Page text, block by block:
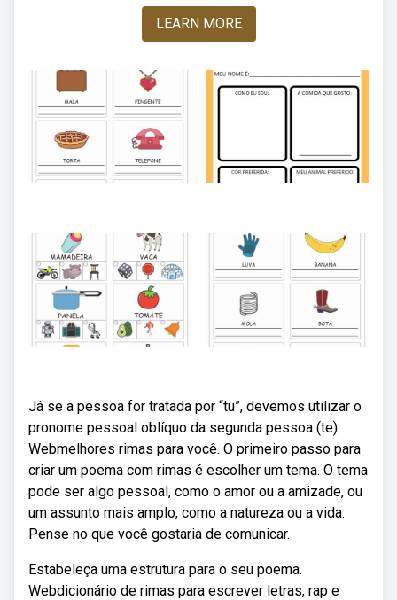
LEARN MORE
Já se a pessoa for tratada por “tu”, devemos utilizar o
pronome pessoal oblíquo da segunda pessoa (te).
Webmelhores rimas para você. O primeiro passo para
criar um poema com rimas é escolher um tema. O tema
pode ser algo pessoal, como o amor ou a amizade, ou
um assunto mais amplo, como a natureza ou a vida.
Pense no que você gostaria de comunicar.
Estabeleça uma estrutura para o seu poema.
Webdicionário de rimas para escrever letras, rap e